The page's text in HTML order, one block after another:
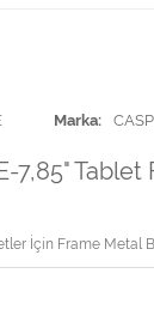
Marka
7,85"
İçin Frame Metal